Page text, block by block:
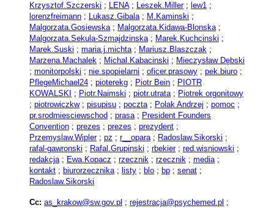
Krzysztof.Szczerski ; LENA; Leszek.Miller; lew1 ;
lorenzfreimann ; Lukasz.Gibala; M.Kaminski ;
Malgorzata.Gosiewska; Malgorzata.Kidawa-Blonska;
Malgorzata.Sekula-Szmajdzinska; Marek.Kuchcinski ;
Marek.Suski ; maria.j.michta; Mariusz.Blaszczak ;
Marzena.Machalek ; Michal.Kabacinski ; Mieczysław Dębski
; monitorpolski ; nie.spopielarni ; oficer.prasowy ; pek.biuro ;
PflegeMichael24 ; pioterekg ; Piotr Bein ; PIOTR
KOWALSKI ; Piotr.Naimski ; piotr.utrata; Piotrek orgonitowy
; piotrowiczkw; pisupisu ; poczta; Polak Andrzej ; pomoc ;
pr.srodmiesciewschod ; prasa; President Founders
Convention ; prezes ; prezes ; prezydent ;
Przemyslaw.Wipler; pz ; r__opara; Radoslaw.Sikorski ;
rafal-gawronski ; Rafal.Grupinski ; rbekier; red.wisniowski ;
redakcja; Ewa.Kopacz ; rzecznik ; rzecznik ; media;
kontakt ; biurorzecznika; listy ; blo ; bp ; senat ;
Radoslaw.Sikorski
Cc: as_krakow@sw.gov.pl ; rejestracja@psychemed.pl ;